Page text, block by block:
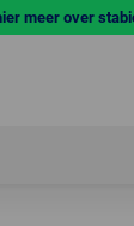
meer over